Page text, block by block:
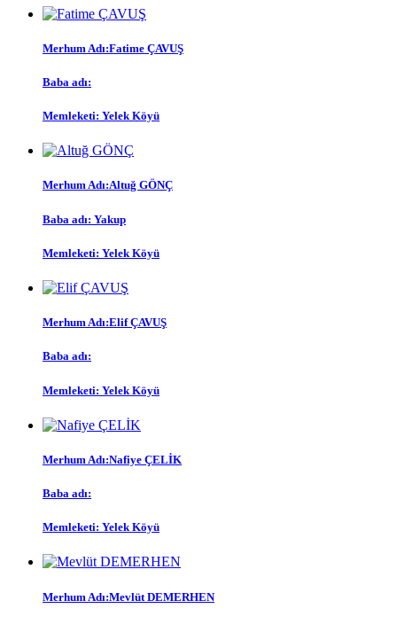
Merhum Adı:Fatime ÇAVUŞ
Baba adı:
Memleketi: Yelek Köyü
Merhum Adı:Altuğ GÖNÇ
Baba adı: Yakup
Memleketi: Yelek Köyü
Merhum Adı:Elif ÇAVUŞ
Baba adı:
Memleketi: Yelek Köyü
Merhum Adı:Nafiye ÇELİK
Baba adı:
Memleketi: Yelek Köyü
Merhum Adı:Mevlüt DEMERHEN